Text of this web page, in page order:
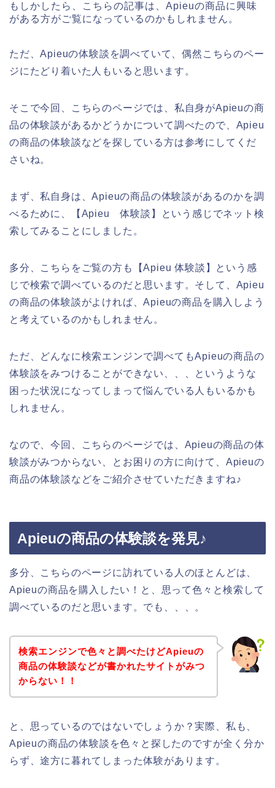
もしかしたら、こちらの記事は、Apieuの商品に興味
がある方がご覧になっているのかもしれません。
ただ、Apieuの体験談を調べていて、偶然こちらのペー
ジにたどり着いた人もいると思います。
そこで今回、こちらのページでは、私自身がApieuの商
品の体験談があるかどうかについて調べたので、Apieu
の商品の体験談などを探している方は参考にしてくだ
さいね。
まず、私自身は、Apieuの商品の体験談があるのかを調
べるために、【Apieu 体験談】という感じでネット検
索してみることにしました。
多分、こちらをご覧の方も【Apieu 体験談】という感
じで検索で調べているのだと思います。そして、Apieu
の商品の体験談がよければ、Apieuの商品を購入しよう
と考えているのかもしれません。
ただ、どんなに検索エンジンで調べてもApieuの商品の
体験談をみつけることができない、、、というような
困った状況になってしまって悩んでいる人もいるかも
しれません。
なので、今回、こちらのページでは、Apieuの商品の体
験談がみつからない、とお困りの方に向けて、Apieuの
商品の体験談などをご紹介させていただきますね♪
Apieuの商品の体験談を発見♪
多分、こちらのページに訪れている人のほとんどは、
Apieuの商品を購入したい！と、思って色々と検索して
調べているのだと思います。でも、、、。
検索エンジンで色々と調べたけどApieuの
商品の体験談などが書かれたサイトがみつ
からない！！
と、思っているのではないでしょうか？実際、私も、
Apieuの商品の体験談を色々と探したのですが全く分か
らず、途方に暮れてしまった体験があります。